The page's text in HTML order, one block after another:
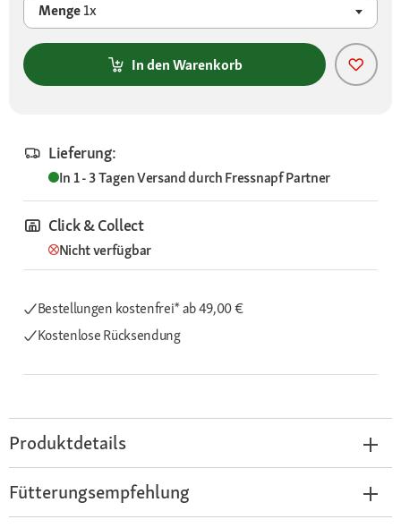
Menge1x
In den Warenkorb
Lieferung:
In 1 - 3 TagenVersand durchFressnapf Partner
Click & Collect
Nicht verfügbar
Bestellungen kostenfrei*ab 49,00 €
Kostenlose Rücksendung
Produktdetails
Fütterungsempfehlung